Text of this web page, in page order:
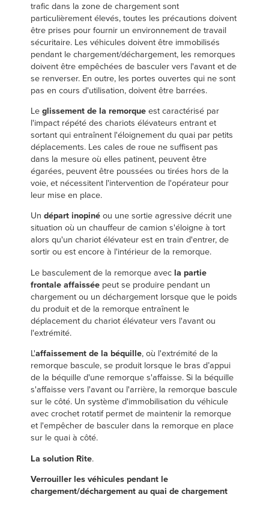
trafic dans la zone de chargement sont
particulièrement élevés, toutes les précautions doivent
être prises pour fournir un environnement de travail
sécuritaire. Les véhicules doivent être immobilisés
pendant le chargement/déchargement, les remorques
doivent être empêchées de basculer vers l'avant et de
se renverser. En outre, les portes ouvertes qui ne sont
pas en cours d'utilisation, doivent être barrées.
Le glissement de la remorqueest caractérisé par
l'impact répété des chariots élévateurs entrant et
sortant qui entraînent l'éloignement du quai par petits
déplacements. Les cales de roue ne suffisent pas
dans la mesure où elles patinent, peuvent être
égarées, peuvent être poussées ou tirées hors de la
voie, et nécessitent l'intervention de l'opérateur pour
leur mise en place.
Un départ inopinéou une sortie agressive décrit une
situation où un chauffeur de camion s'éloigne à tort
alors qu'un chariot élévateur est en train d'entrer, de
sortir ou est encore à l'intérieur de la remorque.
Le basculement de la remorque avec la partie
frontale affaisséepeut se produire pendant un
chargement ou un déchargement lorsque que le poids
du produit et de la remorque entraînent le
déplacement du chariot élévateur vers l'avant ou
l'extrémité.
L'affaissement de la béquille, où l'extrémité de la
remorque bascule, se produit lorsque le bras d’appui
de la béquille d'une remorque s'affaisse. Si la béquille
s'affaisse vers l'avant ou l'arrière, la remorque bascule
sur le côté. Un système d'immobilisation du véhicule
avec crochet rotatif permet de maintenir la remorque
et l'empêcher de basculer dans la remorque en place
sur le quai à côté.
La solution Rite.
Verrouiller les véhicules pendant le
chargement/déchargement au quai de chargement